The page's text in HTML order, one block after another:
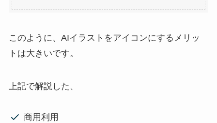
このように、AIイラストをアイコンにするメリッ
トは大きいです。
上記で解説した、
商用利用